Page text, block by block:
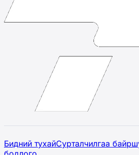
Бидний тухайСурталчилгаа